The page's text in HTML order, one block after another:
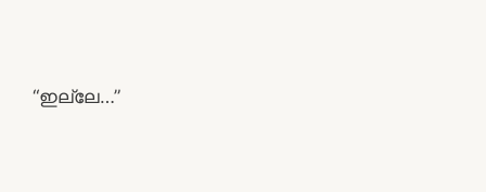
“ഇല്ലേ…”